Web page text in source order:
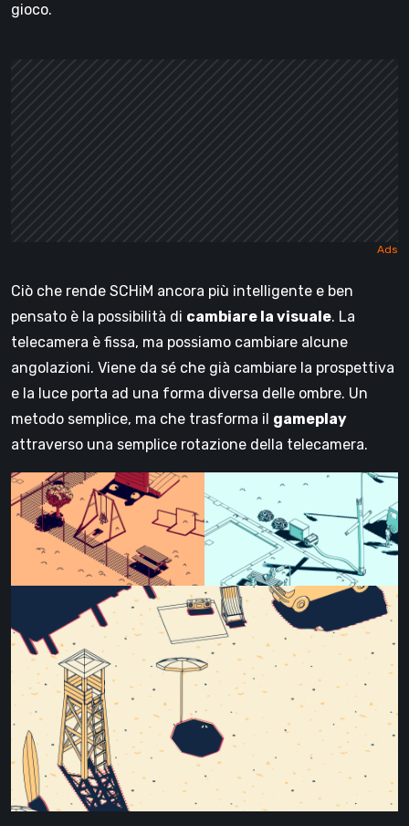
gioco.
Ciò che rende SCHiM ancora più intelligente e ben
pensato è la possibilità di cambiare la visuale. La
telecamera è fissa, ma possiamo cambiare alcune
angolazioni. Viene da sé che già cambiare la prospettiva
e la luce porta ad una forma diversa delle ombre. Un
metodo semplice, ma che trasforma il gameplay
attraverso una semplice rotazione della telecamera.